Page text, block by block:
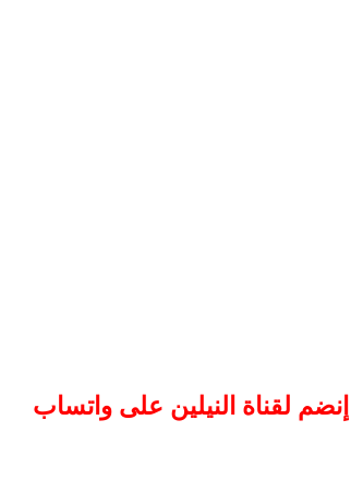
إنضم لقناة النيلين على واتساب